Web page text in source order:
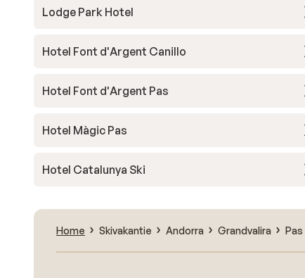
Lodge Park Hotel
Hotel Font d'Argent Canillo
Hotel Font d'Argent Pas
Hotel Màgic Pas
Hotel Catalunya Ski
Home Skivakantie Andorra Grandvalira Pas